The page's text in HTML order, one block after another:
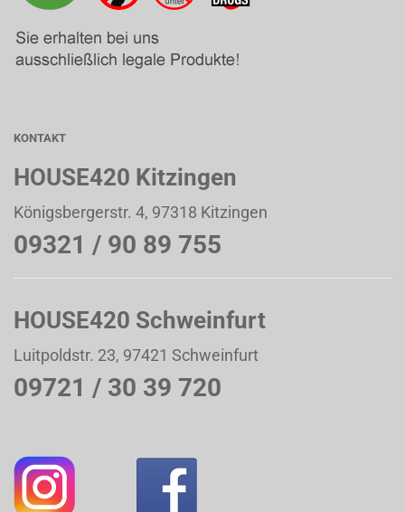
KONTAKT
HOUSE420 Kitzingen
Königsbergerstr. 4, 97318 Kitzingen
09321 / 90 89 755
HOUSE420 Schweinfurt
Luitpoldstr. 23, 97421 Schweinfurt
09721 / 30 39 720